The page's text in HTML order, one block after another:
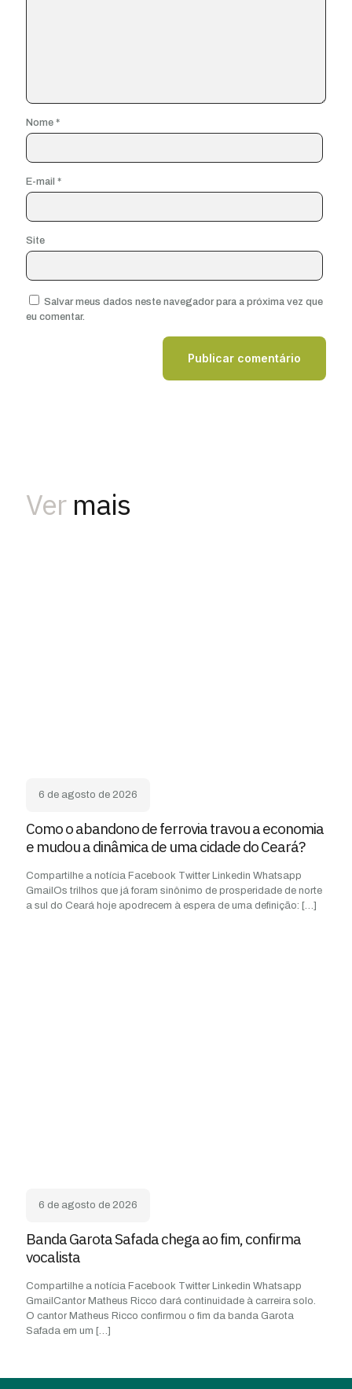
Nome *
E-mail *
Site
Salvar meus dados neste navegador para a próxima vez que
eu comentar.
Ver mais
6 de agosto de 2026
Como o abandono de ferrovia travou a economia
e mudou a dinâmica de uma cidade do Ceará?
Compartilhe a notícia Facebook Twitter Linkedin Whatsapp
GmailOs trilhos que já foram sinônimo de prosperidade de norte
a sul do Ceará hoje apodrecem à espera de uma definição: […]
6 de agosto de 2026
Banda Garota Safada chega ao fim, confirma
vocalista
Compartilhe a notícia Facebook Twitter Linkedin Whatsapp
GmailCantor Matheus Ricco dará continuidade à carreira solo.
O cantor Matheus Ricco confirmou o fim da banda Garota
Safada em um […]